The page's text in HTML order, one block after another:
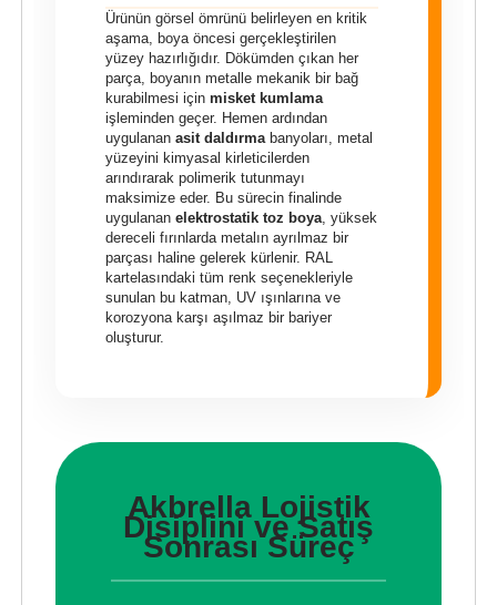
Ürünün görsel ömrünü belirleyen en kritik
aşama, boya öncesi gerçekleştirilen
yüzey hazırlığıdır. Dökümden çıkan her
parça, boyanın metalle mekanik bir bağ
kurabilmesi için misket kumlama
işleminden geçer. Hemen ardından
uygulanan asit daldırmabanyoları, metal
yüzeyini kimyasal kirleticilerden
arındırarak polimerik tutunmayı
maksimize eder. Bu sürecin finalinde
uygulanan elektrostatik toz boya, yüksek
dereceli fırınlarda metalın ayrılmaz bir
parçası haline gelerek kürlenir. RAL
kartelasındaki tüm renk seçenekleriyle
sunulan bu katman, UV ışınlarına ve
korozyona karşı aşılmaz bir bariyer
oluşturur.
Akbrella Lojistik
Disiplini ve Satış
Sonrası Süreç